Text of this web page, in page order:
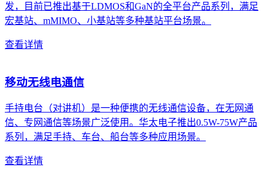
发，目前已推出基于LDMOS和GaN的全平台产品系列，满足
宏基站、mMIMO、小基站等多种基站平台场景。
查看详情
移动无线电通信
手持电台（对讲机）是一种便携的无线通信设备，在无网通
信、专网通信等场景广泛使用。华太电子推出0.5W-75W产品
系列，满足手持、车台、船台等多种应用场景。
查看详情